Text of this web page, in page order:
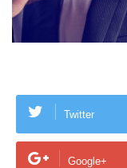
Twitter
Google+